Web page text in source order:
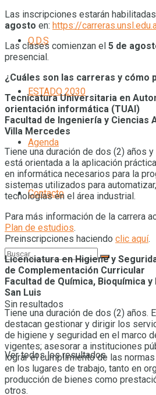
O.D.S
ESTADO 2030
Agenda
Contacto
Sin resultados
Ver todos los resultados
Las inscripciones estarán
agosto en: https://
Las clases comienzan el 5 de
presencial.
¿Cuáles son las carreras y cómo
Tecnicatura Universitaria en
orientación informática (TUAI)
Facultad de Ingeniería y Ciencias
Villa Mercedes
Tiene una duración de dos (2) años
está orientada a la aplicación
en informática necesarios para la
sistemas utilizados para
tecnologías en el área industrial.
Para más información de la carrera
Plan de estudios.
Preinscripciones haciendo clic aquí.
Licenciatura en Higiene y
de Complementación Curricular
Facultad de Química, Bioquímica y
San Luis
Tiene una duración de dos (2) años.
destacan gestionar y dirigir los
de higiene y seguridad en el marco
vigentes; asesorar a instituciones
lograr el cumplimiento de las
en los lugares de trabajo, tanto en
producción de bienes como
otros.